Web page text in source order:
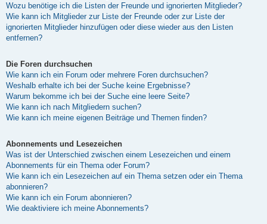
Wozu benötige ich die Listen der Freunde und ignorierten Mitglieder?
Wie kann ich Mitglieder zur Liste der Freunde oder zur Liste der
ignorierten Mitglieder hinzufügen oder diese wieder aus den Listen
entfernen?
Die Foren durchsuchen
Wie kann ich ein Forum oder mehrere Foren durchsuchen?
Weshalb erhalte ich bei der Suche keine Ergebnisse?
Warum bekomme ich bei der Suche eine leere Seite?
Wie kann ich nach Mitgliedern suchen?
Wie kann ich meine eigenen Beiträge und Themen finden?
Abonnements und Lesezeichen
Was ist der Unterschied zwischen einem Lesezeichen und einem
Abonnements für ein Thema oder Forum?
Wie kann ich ein Lesezeichen auf ein Thema setzen oder ein Thema
abonnieren?
Wie kann ich ein Forum abonnieren?
Wie deaktiviere ich meine Abonnements?